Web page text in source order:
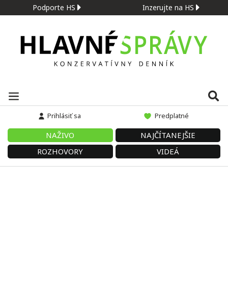
Podporte HS Inzerujte na HS
Prihlásiť sa Predplatné
NAŽIVO
NAJČÍTANEJŠIE
ROZHOVORY
VIDEÁ